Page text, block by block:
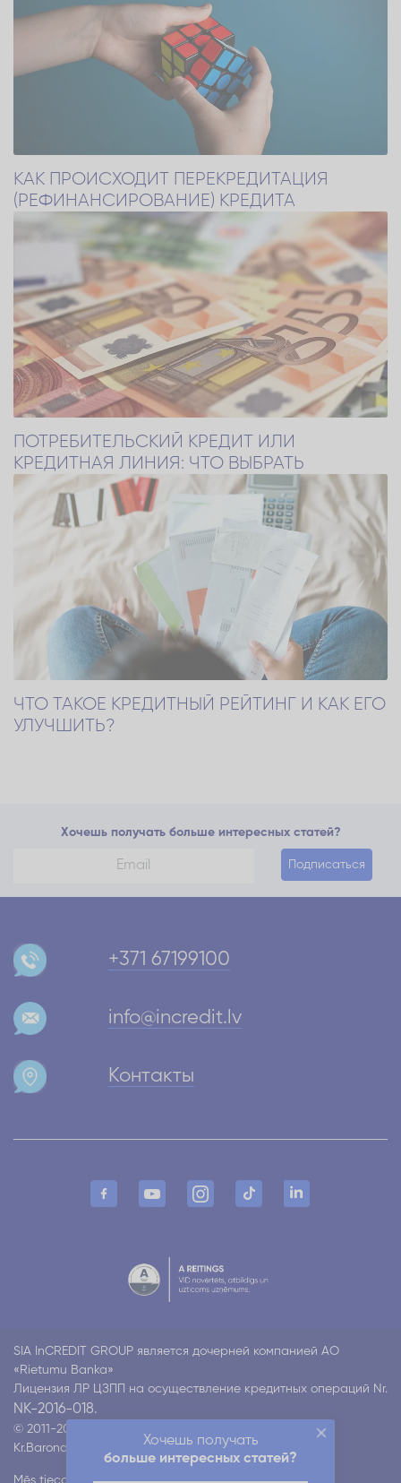
КАК ПРОИСХОДИТ ПЕРЕКРЕДИТАЦИЯ
(РЕФИНАНСИРОВАНИЕ) КРЕДИТА
ПОТРЕБИТЕЛЬСКИЙ КРЕДИТ ИЛИ
КРЕДИТНАЯ ЛИНИЯ: ЧТО ВЫБРАТЬ
ЧТО ТАКОЕ КРЕДИТНЫЙ РЕЙТИНГ И КАК ЕГО
УЛУЧШИТЬ?
Хочешь получать
больше интересных статей?
Хочешь получать больше интересных статей?
Подписаться
+371 67199100
info@incredit.lv
Контакты
SIA InCREDIT GROUP является дочерней компанией АО
«Rietumu Banka»
Лицензия ЛР ЦЗПП на осуществление кредитных операций Nr.
NK-2016-018.
© 2011-2026 Incredit
Kr.Barona 130 k4, Rīga LV-1012
Все права защищены
Mēs tiecamies nodrošināt mūsu digitālo pakalpojumu